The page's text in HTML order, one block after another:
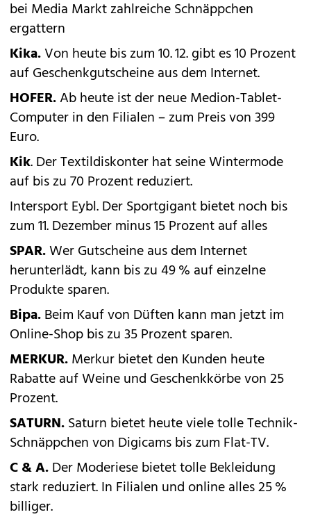
bei Media Markt zahlreiche Schnäppchen
ergattern
Kika.Von heute bis zum 10. 12. gibt es 10 Prozent
auf Geschenkgutscheine aus dem Internet.
HOFER.Ab heute ist der neue Medion-Tablet-
Computer in den Filialen – zum Preis von 399
Euro.
Kik. Der Textildiskonter hat seine Wintermode
auf bis zu 70 Prozent reduziert.
Intersport Eybl. Der Sportgigant bietet noch bis
zum 11. Dezember minus 15 Prozent auf alles
SPAR.Wer Gutscheine aus dem Internet
herunterlädt, kann bis zu 49 % auf einzelne
Produkte sparen.
Bipa.Beim Kauf von Düften kann man jetzt im
Online-Shop bis zu 35 Prozent sparen.
MERKUR.Merkur bietet den Kunden heute
Rabatte auf Weine und Geschenkkörbe von 25
Prozent.
SATURN.Saturn bietet heute viele tolle Technik-
Schnäppchen von Digicams bis zum Flat-TV.
C & A.Der Moderiese bietet tolle Bekleidung
stark reduziert. In Filialen und online alles 25 %
billiger.